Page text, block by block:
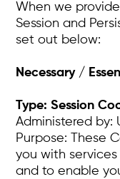
When we
Session and
set out below:
Necessary /
Type: Session
Administered by:
Purpose: These
you with
and to enable